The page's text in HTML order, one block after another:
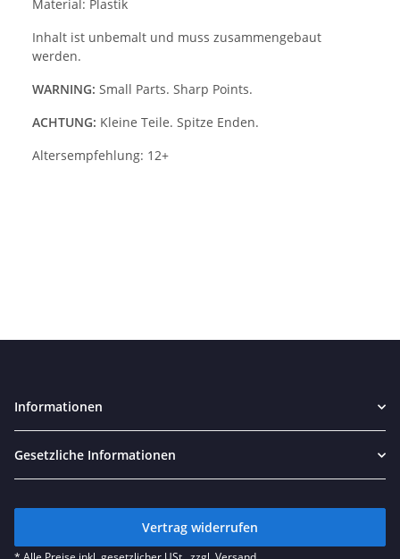
Material: Plastik
Inhalt ist unbemalt und muss zusammengebaut
werden.
WARNING: Small Parts. Sharp Points.
ACHTUNG: Kleine Teile. Spitze Enden.
Altersempfehlung: 12+
Informationen
Gesetzliche Informationen
Vertrag widerrufen